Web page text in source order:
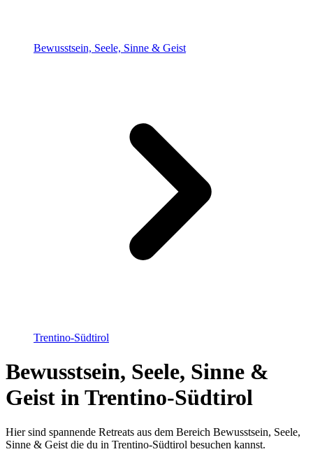
Bewusstsein, Seele, Sinne & Geist
Trentino-Südtirol
Bewusstsein, Seele, Sinne &
Geist in Trentino-Südtirol
Hier sind spannende Retreats aus dem Bereich Bewusstsein, Seele,
Sinne & Geist die du in Trentino-Südtirol besuchen kannst.